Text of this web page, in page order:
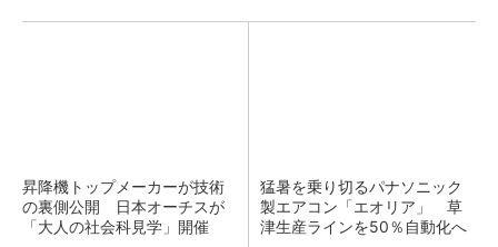
昇降機トップメーカーが技術
の裏側公開 日本オーチスが
「大人の社会科見学」開催
猛暑を乗り切るパナソニック
製エアコン「エオリア」 草
津生産ラインを50％自動化へ